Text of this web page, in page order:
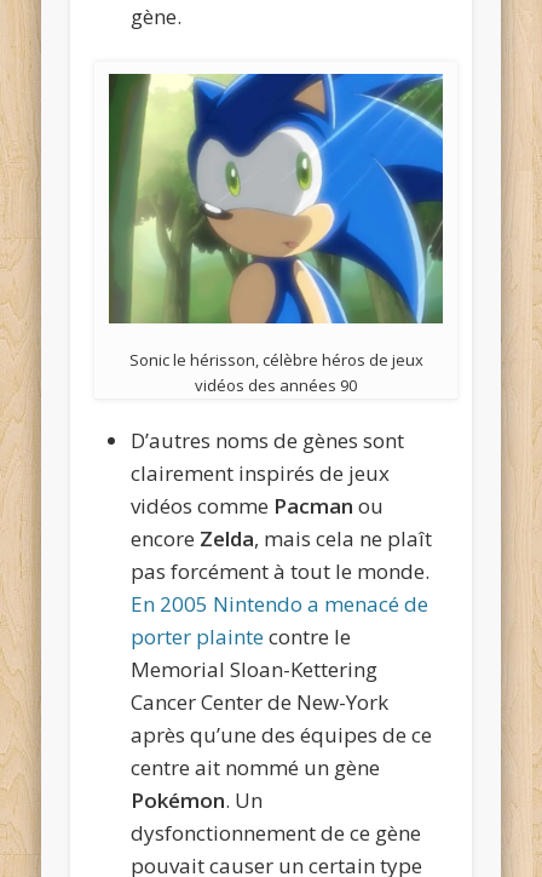
gène.
Sonic le hérisson, célèbre héros de jeux
vidéos des années 90
D’autres noms de gènes sont
clairement inspirés de jeux
vidéos comme Pacman ou
encore Zelda, mais cela ne plaît
pas forcément à tout le monde.
En 2005 Nintendo a menacé de
porter plaintecontre le
Memorial Sloan-Kettering
Cancer Center de New-York
après qu’une des équipes de ce
centre ait nommé un gène
Pokémon. Un
dysfonctionnement de ce gène
pouvait causer un certain type